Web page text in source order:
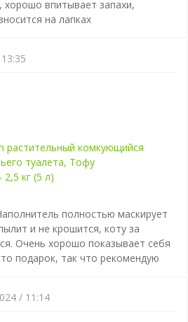
впитывает запахи,
на лапках
растительный комкующийся
туалета, Тофу
кг (5 л)
полностью маскирует
и не крошится, коту за
Очень хорошо показывает себя
подарок, так что рекомендую
/ 11:14